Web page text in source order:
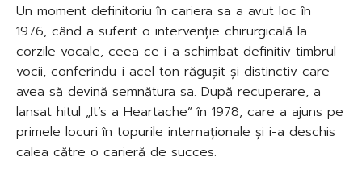
Un moment definitoriu în cariera sa a avut loc în
1976, când a suferit o intervenție chirurgicală la
corzile vocale, ceea ce i-a schimbat definitiv timbrul
vocii, conferindu-i acel ton răgușit și distinctiv care
avea să devină semnătura sa. După recuperare, a
lansat hitul „It’s a Heartache” în 1978, care a ajuns pe
primele locuri în topurile internaționale și i-a deschis
calea către o carieră de succes.